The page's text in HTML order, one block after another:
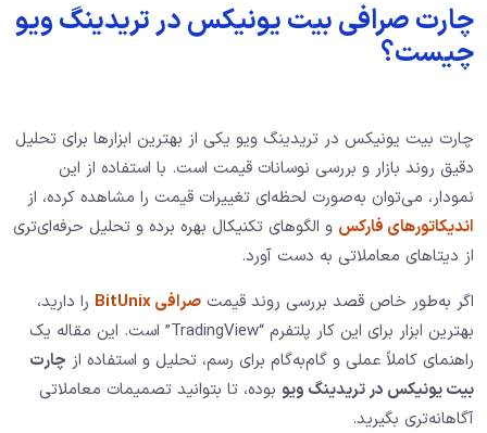
چارت صرافی بیت یونیکس در تریدینگ ویو
چیست؟
چارت بیت یونیکس در تریدینگ ویو یکی از بهترین ابزارها برای تحلیل
دقیق روند بازار و بررسی نوسانات قیمت است. با استفاده از این
نمودار، می‌توان به‌صورت لحظه‌ای تغییرات قیمت را مشاهده کرده، از
اندیکاتورهای فارکس و الگوهای تکنیکال بهره برده و تحلیل حرفه‌ای‌تری
از دیتاهای معاملاتی به دست آورد.
اگر به‌طور خاص قصد بررسی روند قیمت صرافی BitUnix
را دارید،
بهترین ابزار برای این کار پلتفرم “TradingView” است. این مقاله یک
راهنمای کاملاً عملی و گام‌به‌گام برای رسم، تحلیل و استفاده از چارت
بیت یونیکس در تریدینگ ویو بوده، تا بتوانید تصمیمات معاملاتی
آگاهانه‌تری بگیرید.